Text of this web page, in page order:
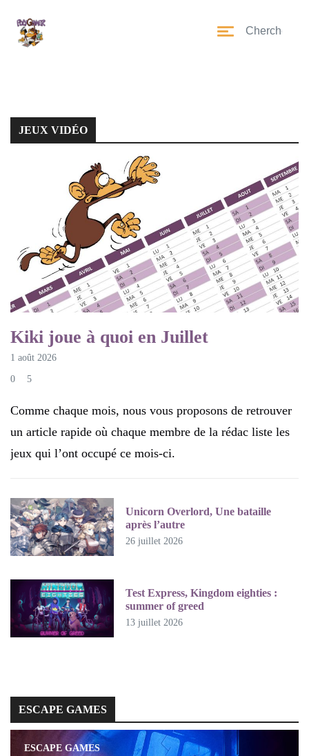
JEUX VIDÉO
Kiki joue à quoi en Juillet
1 août 2026
0 5
Comme chaque mois, nous vous proposons de retrouver
un article rapide où chaque membre de la rédac liste les
jeux qui l’ont occupé ce mois-ci.
Unicorn Overlord, Une bataille
après l’autre
26 juillet 2026
Test Express, Kingdom eighties :
summer of greed
13 juillet 2026
ESCAPE GAMES
ESCAPE GAMES